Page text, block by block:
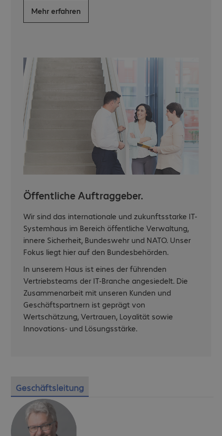
Mehr erfahren
Öffentliche Auftraggeber.
Wir sind das internationale und zukunftsstarke IT-
Systemhaus im Bereich öffentliche Verwaltung,
innere Sicherheit, Bundeswehr und NATO. Unser
Fokus liegt hier auf den Bundesbehörden.
In unserem Haus ist eines der führenden
Vertriebsteams der IT-Branche angesiedelt. Die
Zusammenarbeit mit unseren Kunden und
Geschäftspartnern ist geprägt von
Wertschätzung, Vertrauen, Loyalität sowie
Innovations- und Lösungsstärke.
Geschäftsleitung